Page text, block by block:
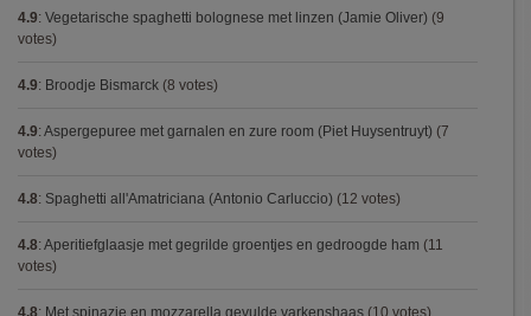
4.9: Vegetarische spaghetti bolognese met linzen (Jamie Oliver) (9
votes)
4.9: Broodje Bismarck (8 votes)
4.9: Aspergepuree met garnalen en zure room (Piet Huysentruyt) (7
votes)
4.8: Spaghetti all'Amatriciana (Antonio Carluccio) (12 votes)
4.8: Aperitiefglaasje met gegrilde groentjes en gedroogde ham (11
votes)
4.8: Met spinazie en mozzarella gevulde varkenshaas (10 votes)